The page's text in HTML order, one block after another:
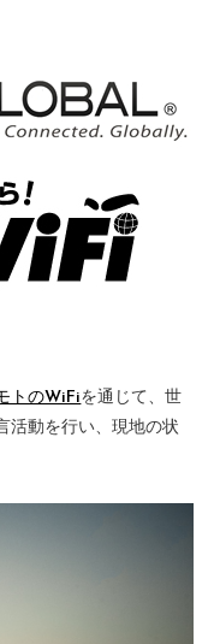
トのWiFiを通じて、世
活動を行い、現地の状